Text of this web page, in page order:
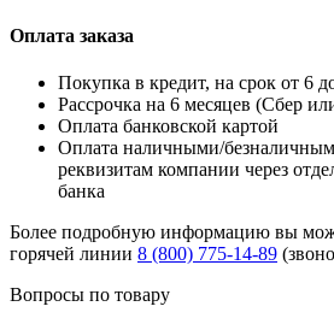
Оплата заказа
Покупка в кредит, на срок от 6
Рассрочка на 6 месяцев (Сбер
Оплата банковской картой
Оплата наличными/
реквизитам компании через
банка
Более подробную информацию вы
горячей линии 8 (800) 775-14-89
Вопросы по товару